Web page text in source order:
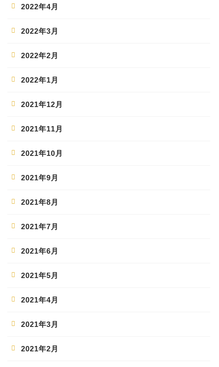
2022年4月
2022年3月
2022年2月
2022年1月
2021年12月
2021年11月
2021年10月
2021年9月
2021年8月
2021年7月
2021年6月
2021年5月
2021年4月
2021年3月
2021年2月